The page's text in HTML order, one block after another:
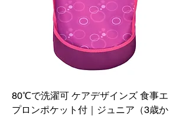
80℃で洗濯可 ケアデザインズ 食事エ
プロンポケット付｜ジュニア（3歳か